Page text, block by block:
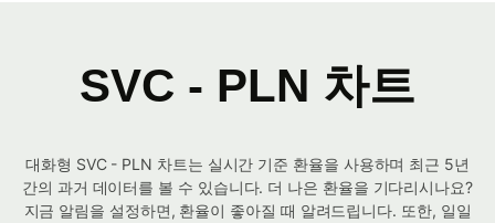
SVC - PLN 차트
대화형 SVC - PLN 차트는 실시간 기준 환율을 사용하며 최근 5년
간의 과거 데이터를 볼 수 있습니다. 더 나은 환율을 기다리시나요?
지금 알림을 설정하면, 환율이 좋아질 때 알려드립니다. 또한, 일일